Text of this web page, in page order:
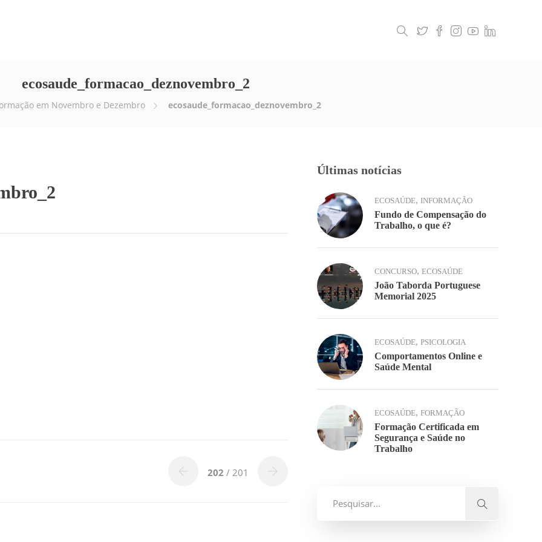
ecosaude_formacao_deznovembro_2
em Novembro e Dezembro ecosaude_formacao_deznovembro_2
202 / 201
Últimas notícias
ECOSAÚDE, INFORMAÇÃO
Fundo de Compensação do
Trabalho, o que é?
CONCURSO, ECOSAÚDE
João Taborda Portuguese
Memorial 2025
ECOSAÚDE, PSICOLOGIA
Comportamentos Online e
Saúde Mental
ECOSAÚDE, FORMAÇÃO
Formação Certificada em
Segurança e Saúde no
Trabalho